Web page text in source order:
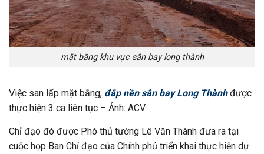
mặt bằng khu vực sân bay long thành
Việc san lấp mặt bằng, đắp nền sân bay Long Thànhđược
thực hiện 3 ca liên tục – Ảnh: ACV
Chỉ đạo đó được Phó thủ tướng Lê Văn Thành đưa ra tại
cuộc họp Ban Chỉ đạo của Chính phủ triển khai thực hiện dự